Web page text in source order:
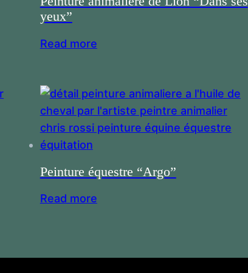
yeux”
Read more
Peinture équestre “Argo”
Read more